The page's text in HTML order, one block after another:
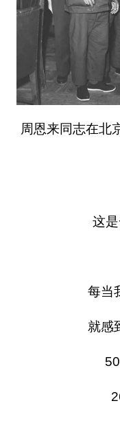
周恩来同志在北
这
每当
就感